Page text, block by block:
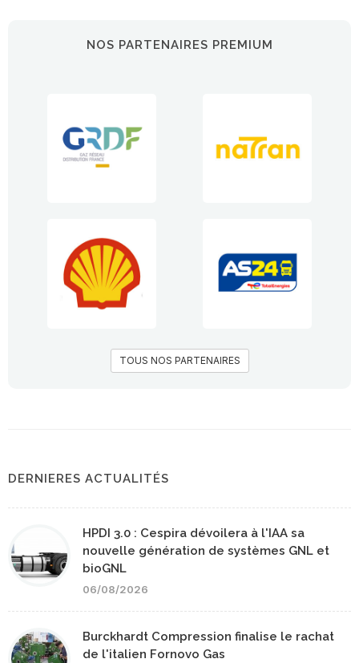
NOS PARTENAIRES PREMIUM
TOUS NOS PARTENAIRES
DERNIERES ACTUALITÉS
HPDI 3.0 : Cespira dévoilera à l'IAA sa
nouvelle génération de systèmes GNL et
bioGNL
06/08/2026
Burckhardt Compression finalise le rachat
de l'italien Fornovo Gas